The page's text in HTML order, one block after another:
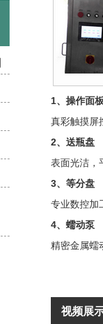
1、操作面
真彩触摸屏
2、送瓶盘
表面光洁，
3、等分盘
专业数控加
4、蠕动泵
精密金属蠕
视频展